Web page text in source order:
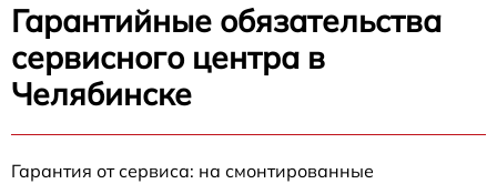
Гарантийные обязательства
сервисного центра в
Челябинске
Гарантия от сервиса: на смонтированные